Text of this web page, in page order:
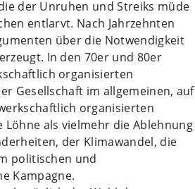
der Unruhen und Streiks müde
entlarvt. Nach Jahrzehnten
über die Notwendigkeit
In den 70er und 80er
organisierten
Gesellschaft im allgemeinen, auf
organisierten
als vielmehr die Ablehnung
der Klimawandel, die
politischen und
Kampagne.